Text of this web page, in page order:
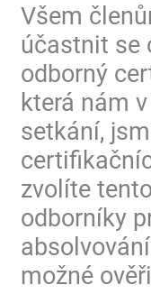
Všem
účastnit se
odborný
která nám
setkání,
zvolíte
odborníky
možné